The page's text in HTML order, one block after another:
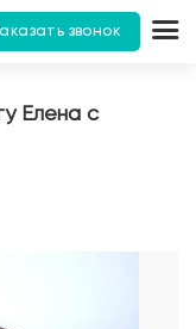
звонок
Елена с